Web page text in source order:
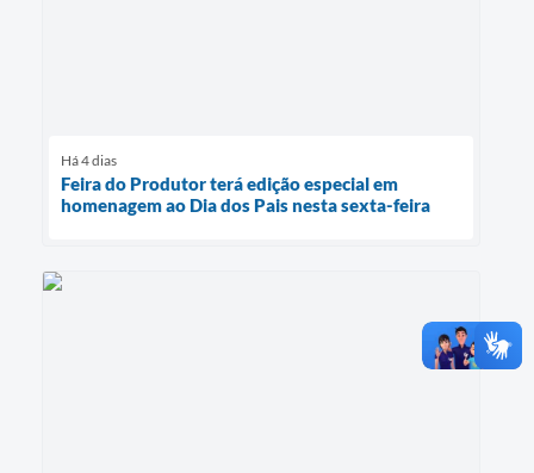
Há 4 dias
Feira do Produtor terá edição especial em
homenagem ao Dia dos Pais nesta sexta-feira